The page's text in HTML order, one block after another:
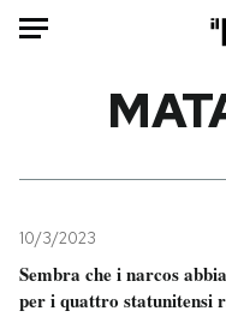
Mondo
Politica
Tecnologia
10/3/2023
Sembra che i narcos
per i quattro statunitensi